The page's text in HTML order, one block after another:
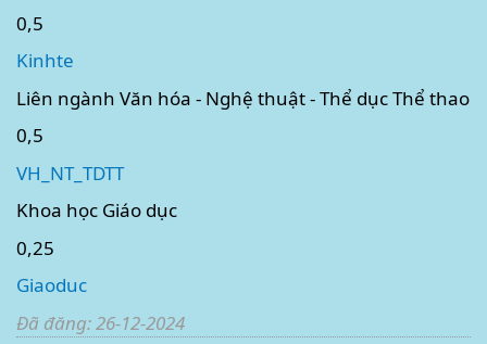
0,5
Kinhte
Liên ngành Văn hóa - Nghệ thuật - Thể dục Thể thao
0,5
VH_NT_TDTT
Khoa học Giáo dục
0,25
Giaoduc
Đã đăng: 26-12-2024